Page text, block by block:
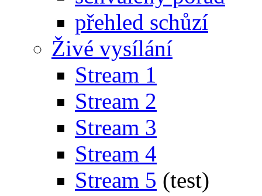
přehled schůzí
Živé vysílání
Stream 1
Stream 2
Stream 3
Stream 4
Stream 5 (test)